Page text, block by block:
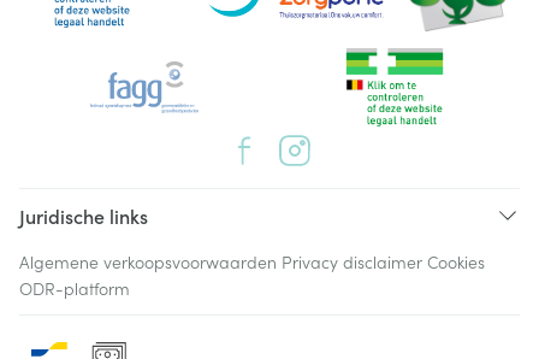
Juridische links
Algemene verkoopsvoorwaarden Privacy disclaimer Cookies
ODR-platform